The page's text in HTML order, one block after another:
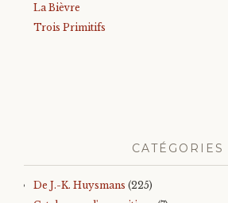
La Bièvre
Trois Primitifs
CATÉGORIES
De J.-K. Huysmans (225)